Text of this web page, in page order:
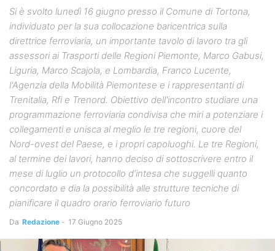
Si è svolto lunedì 16 giugno presso il Comune di Tortona,
individuato per la sua collocazione baricentrica sulla
direttrice ferroviaria, un importante tavolo di lavoro tra gli
assessori ai Trasporti delle Regioni Piemonte, Marco Gabusi,
Liguria, Marco Scajola, e Lombardia, Franco Lucente,
l'Agenzia della Mobilità Piemontese e i rappresentanti di
Trenitalia, Rfi e Trenord. Obiettivo dell'incontro studiare una
programmazione ferroviaria condivisa che miri a potenziare i
collegamenti e unisca al meglio le tre regioni, cuore del
Nord-ovest del Paese, e i propri capoluoghi. Le tre Regioni,
al termine dei lavori, hanno deciso di sottoscrivere entro il
mese di luglio un protocollo d’intesa che suggelli quanto
concordato e dia la possibilità alle strutture tecniche di
pianificare il quadro orario ferroviario futuro
Da Redazione - 17 Giugno 2025